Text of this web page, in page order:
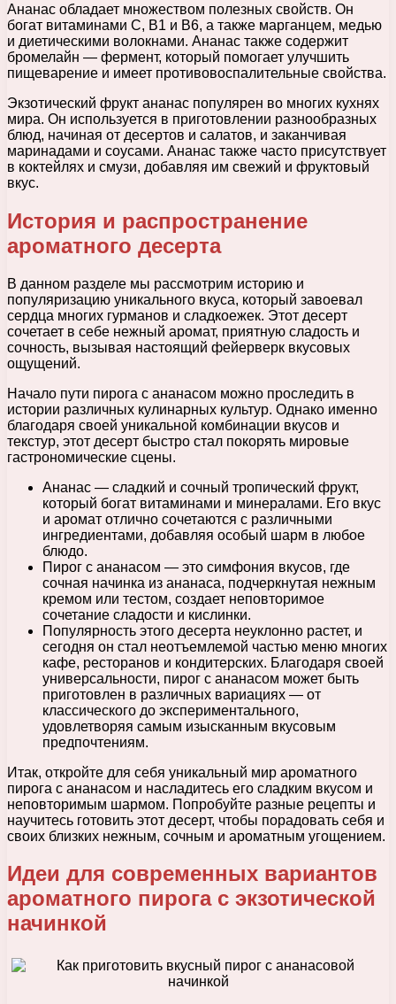
Ананас обладает множеством полезных свойств. Он
богат витаминами C, B1 и B6, а также марганцем, медью
и диетическими волокнами. Ананас также содержит
бромелайн — фермент, который помогает улучшить
пищеварение и имеет противовоспалительные свойства.
Экзотический фрукт ананас популярен во многих кухнях
мира. Он используется в приготовлении разнообразных
блюд, начиная от десертов и салатов, и заканчивая
маринадами и соусами. Ананас также часто присутствует
в коктейлях и смузи, добавляя им свежий и фруктовый
вкус.
История и распространение
ароматного десерта
В данном разделе мы рассмотрим историю и
популяризацию уникального вкуса, который завоевал
сердца многих гурманов и сладкоежек. Этот десерт
сочетает в себе нежный аромат, приятную сладость и
сочность, вызывая настоящий фейерверк вкусовых
ощущений.
Начало пути пирога с ананасом можно проследить в
истории различных кулинарных культур. Однако именно
благодаря своей уникальной комбинации вкусов и
текстур, этот десерт быстро стал покорять мировые
гастрономические сцены.
Ананас — сладкий и сочный тропический фрукт,
который богат витаминами и минералами. Его вкус
и аромат отлично сочетаются с различными
ингредиентами, добавляя особый шарм в любое
блюдо.
Пирог с ананасом — это симфония вкусов, где
сочная начинка из ананаса, подчеркнутая нежным
кремом или тестом, создает неповторимое
сочетание сладости и кислинки.
Популярность этого десерта неуклонно растет, и
сегодня он стал неотъемлемой частью меню многих
кафе, ресторанов и кондитерских. Благодаря своей
универсальности, пирог с ананасом может быть
приготовлен в различных вариациях — от
классического до экспериментального,
удовлетворяя самым изысканным вкусовым
предпочтениям.
Итак, откройте для себя уникальный мир ароматного
пирога с ананасом и насладитесь его сладким вкусом и
неповторимым шармом. Попробуйте разные рецепты и
научитесь готовить этот десерт, чтобы порадовать себя и
своих близких нежным, сочным и ароматным угощением.
Идеи для современных вариантов
ароматного пирога с экзотической
начинкой